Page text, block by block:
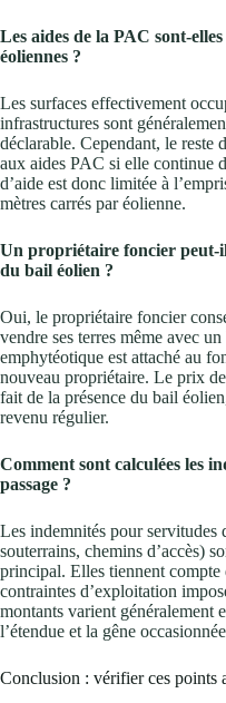
Les aides de la PAC sont-
éoliennes ?
Les surfaces effectivement
infrastructures sont
déclarable. Cependant, le reste
aux aides PAC si elle continue
d’aide est donc limitée à
mètres carrés par éolienne.
Un propriétaire foncier peut-
du bail éolien ?
Oui, le propriétaire foncier
vendre ses terres même avec
emphytéotique est attaché au
nouveau propriétaire. Le prix
fait de la présence du bail
revenu régulier.
Comment sont calculées les
passage ?
Les indemnités pour servitudes
souterrains, chemins d’accès)
principal. Elles tiennent compte
contraintes d’exploitation
montants varient généralement
l’étendue et la gêne
Conclusion : vérifier ces points